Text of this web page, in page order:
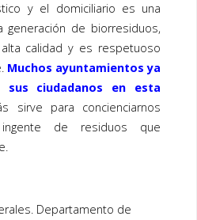
y el domiciliario es una
generación de biorresiduos,
calidad y es respetuoso
Muchos ayuntamientos ya
sus ciudadanos en esta
sirve para concienciarnos
de residuos que
Departamento de